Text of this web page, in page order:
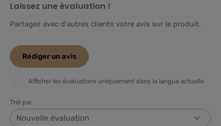
Laissez une évaluation !
Partagez avec d'autres clients votre avis sur le produit.
Rédiger un avis
Afficher les évaluations uniquement dans la langue actuelle.
Trié par